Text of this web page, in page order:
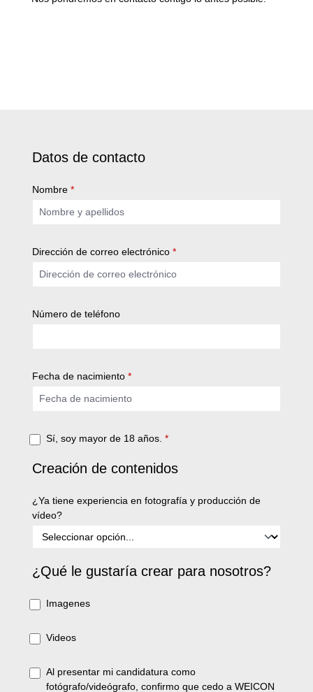
Datos de contacto
Nombre *
Dirección de correo electrónico *
Número de teléfono
Fecha de nacimiento *
Sí, soy mayor de 18 años. *
Creación de contenidos
¿Ya tiene experiencia en fotografía y producción de
vídeo?
¿Qué le gustaría crear para nosotros?
Imagenes
Videos
Al presentar mi candidatura como
fotógrafo/videógrafo, confirmo que cedo a WEICON